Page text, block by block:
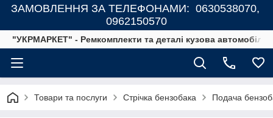
ЗАМОВЛЕННЯ ЗА ТЕЛЕФОНАМИ: 0630538070,
0962150570
"УКРМАРКЕТ" - Ремкомплекти та деталі кузова автомобілів
Товари та послуги Стрічка бензобака Подача